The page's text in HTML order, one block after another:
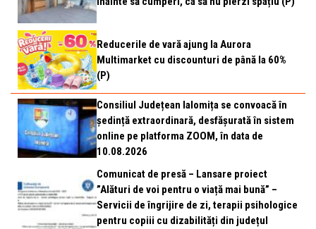
Reducerile de vară ajung la Aurora
Multimarket cu discounturi de până la 60%
(P)
Consiliul Județean Ialomița se convoacă în
ședință extraordinară, desfășurată în sistem
online pe platforma ZOOM, în data de
10.08.2026
Comunicat de presă – Lansare proiect
”Alături de voi pentru o viață mai bună” –
Servicii de îngrijire de zi, terapii psihologice
pentru copiii cu dizabilități din județul